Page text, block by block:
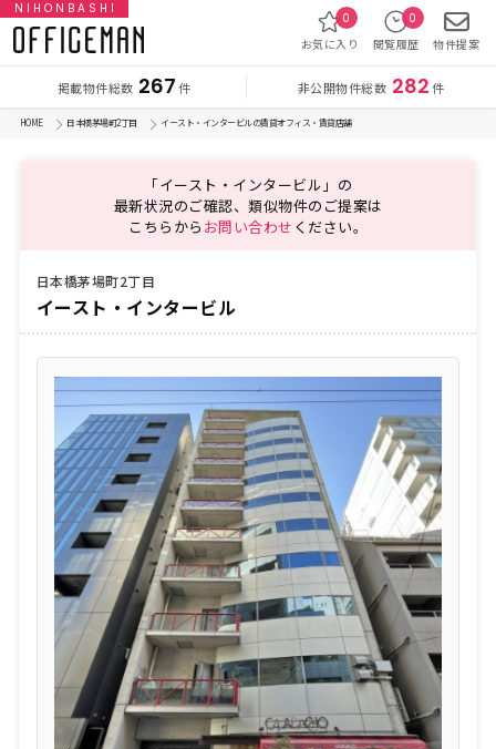
NIHONBASHI
掲載物件総数 267 件 非公開物件総数 282件
お気に入り
0
閲覧履歴
0
物件提案
HOME 日本橋茅場町2丁目 イースト・インタービルの賃貸オフィス・賃貸店舗
「イースト・インタービル」の
最新状況のご確認、類似物件のご提案は
こちらから お問い合わせ ください。
日本橋茅場町2丁目
イースト・インタービル